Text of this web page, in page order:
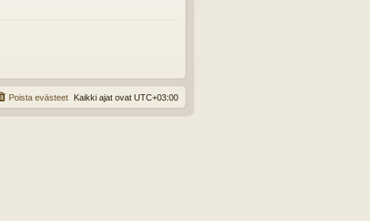
Kaikki ajat ovat UTC+03:00
Poista evästeet